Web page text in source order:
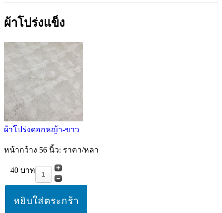
ผ้าโปร่งแข็ง
ผ้าโปร่งดอกหญ้า-ขาว
หน้ากว้าง 56 นิ้ว: ราคา/หลา
40 บาท